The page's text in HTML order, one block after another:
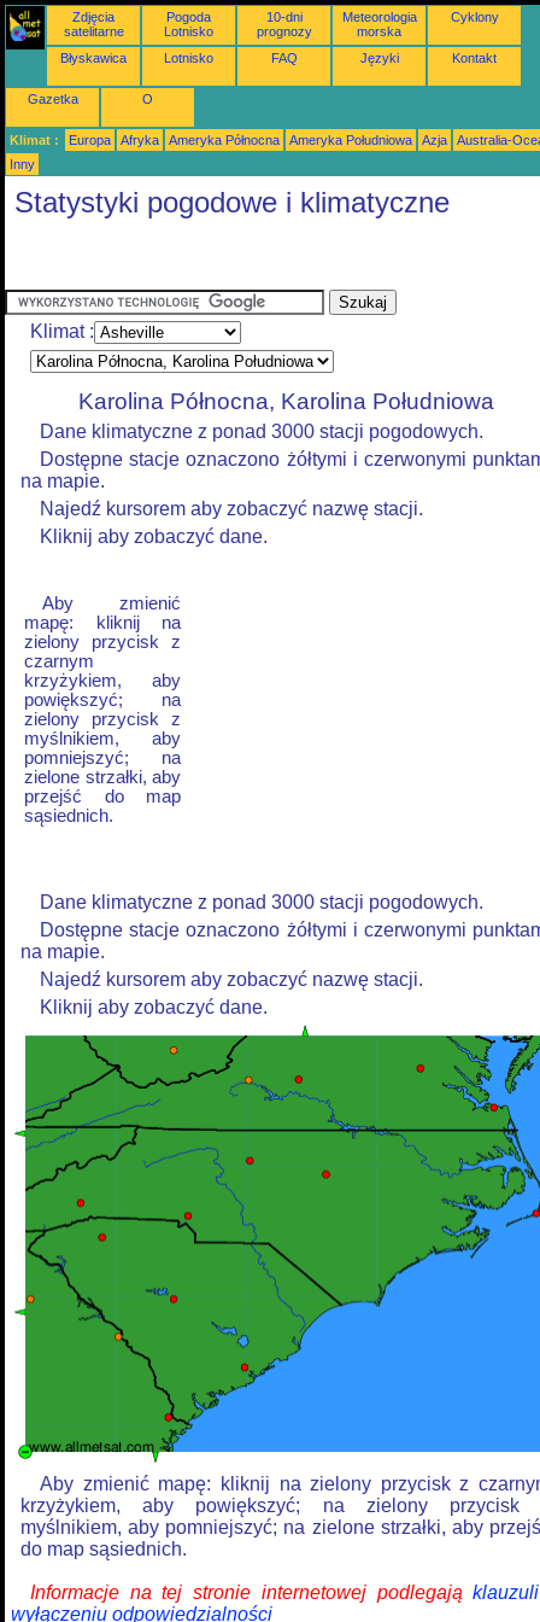
Zdjęcia
satelitarne
Pogoda
Lotnisko
10-dni
prognozy
Meteorologia
morska
Cyklony
Błyskawica Lotnisko FAQ Języki Kontakt
Gazetka O
Klimat : Europa Afryka Ameryka Północna Ameryka Południowa Azja
Australia-
Inny
Statystyki pogodowe i klimatyczne
Klimat :
Karolina Północna, Karolina Południowa
Dane klimatyczne z ponad 3000 stacji pogodowych.
Dostępne stacje oznaczono żółtymi i czerwonymi
na mapie.
Najedź kursorem aby zobaczyć nazwę stacji.
Kliknij aby zobaczyć dane.
Aby zmienić
mapę: kliknij na
zielony przycisk z
czarnym
krzyżykiem, aby
powiększyć; na
zielony przycisk z
myślnikiem, aby
pomniejszyć; na
zielone strzałki, aby
przejść do map
sąsiednich.
Dane klimatyczne z ponad 3000 stacji pogodowych.
Dostępne stacje oznaczono żółtymi i czerwonymi
na mapie.
Najedź kursorem aby zobaczyć nazwę stacji.
Kliknij aby zobaczyć dane.
Aby zmienić mapę: kliknij na zielony przycisk z
krzyżykiem, aby powiększyć; na zielony przycisk
myślnikiem, aby pomniejszyć; na zielone strzałki, aby
do map sąsiednich.
Informacje na tej stronie internetowej podlegają
wyłączeniu odpowiedzialności